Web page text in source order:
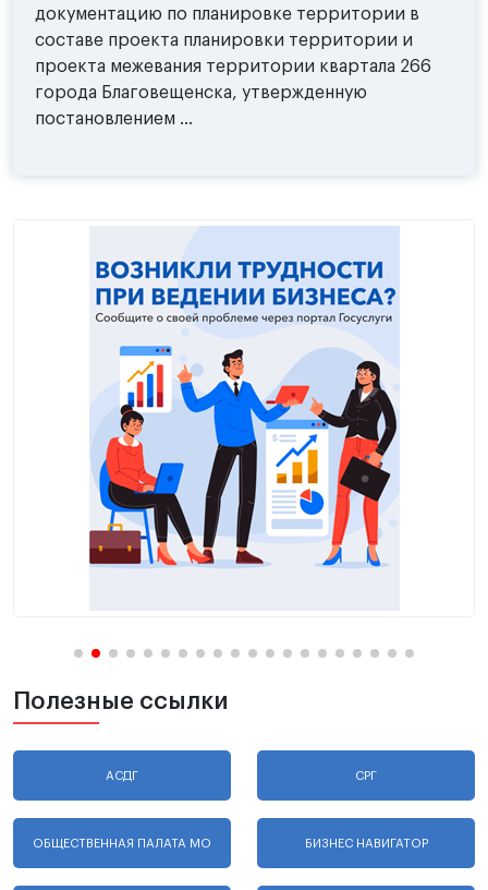
документацию по планировке территории в
составе проекта планировки территории и
проекта межевания территории квартала 266
города Благовещенска, утвержденную
постановлением ...
Полезные ссылки
АСДГ СРГ
ОБЩЕСТВЕННАЯ ПАЛАТА МО БИЗНЕС НАВИГАТОР